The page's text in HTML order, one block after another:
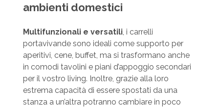
ambienti domestici
Multifunzionali e versatili, i carrelli
portavivande sono ideali come supporto per
aperitivi, cene, buffet, ma si trasformano anche
in comodi tavolini e piani d’appoggio secondari
per il vostro living. Inoltre, grazie alla loro
estrema capacità di essere spostati da una
stanza a un’altra potranno cambiare in poco